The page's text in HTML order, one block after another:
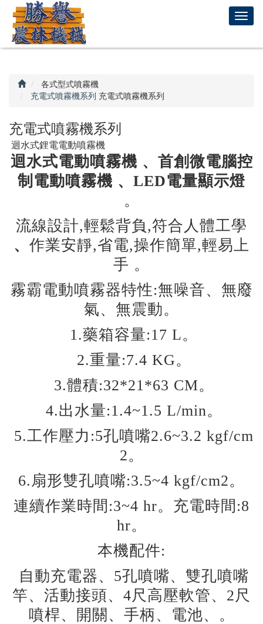
T
a
t
i
回
首
頁
各式型式噴霧機
充電式噴霧機系列 充電式噴霧機系列
充電式噴霧機系列
迴水式鋰電電動噴霧機
迴水式電動噴霧機 、首創微電腦控
制電動噴霧機 、LED電量顯示燈
。
流線設計,輕鬆背負,符合人體工學
、 作業安靜,省電,操作簡單,輕易上
手 。
霧霸電動噴霧器特性:無噪音、無廢
氣、無震動。
1.藥箱容量:17 L。
2.重量:7.4 KG。
3.體積:32*21*63 CM。
4.出水量:1.4~1.5 L/min。
5.工作壓力:5孔噴嘴2.6~3.2 kgf/cm
2。
6.扇形雙孔噴嘴:3.5~4 kgf/cm2。
連續作業時間:3~4 hr。充電時間:8
hr。
本機配件:
自動充電器、5孔噴嘴、雙孔噴嘴
竿、活動接頭、4尺高壓軟管、2尺
噴桿、開關、手柄、電池、。